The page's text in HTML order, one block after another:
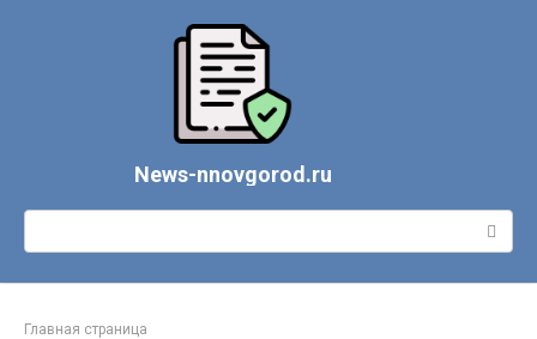
News-nnovgorod.ru
Поиск:
Главная страница